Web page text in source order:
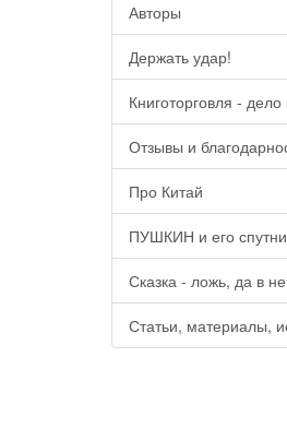
Авторы
Держать удар!
Книготорговля -
Отзывы и
Про Китай
ПУШКИН и его
Сказка - ложь, да в
Статьи, материалы,